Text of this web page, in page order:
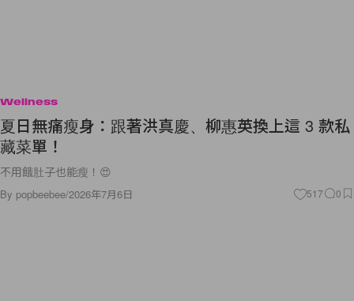
Wellness
夏日無痛瘦身：跟著洪真慶、柳惠英換上這 3 款私
藏菜單！
不用餓肚子也能瘦！😍
By popbeebee/2026年7月6日 517 0